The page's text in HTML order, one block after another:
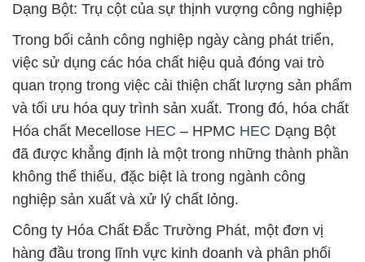
Dạng Bột: Trụ cột của sự thịnh vượng công nghiệp
Trong bối cảnh công nghiệp ngày càng phát triển,
việc sử dụng các hóa chất hiệu quả đóng vai trò
quan trọng trong việc cải thiện chất lượng sản phẩm
và tối ưu hóa quy trình sản xuất. Trong đó, hóa chất
Hóa chất Mecellose HEC – HPMC HEC Dạng Bột
đã được khẳng định là một trong những thành phần
không thể thiếu, đặc biệt là trong ngành công
nghiệp sản xuất và xử lý chất lỏng.
Công ty Hóa Chất Đắc Trường Phát, một đơn vị
hàng đầu trong lĩnh vực kinh doanh và phân phối